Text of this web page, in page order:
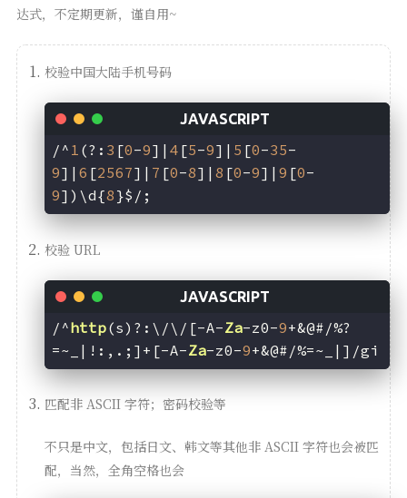
达式，不定期更新，谨自用~
校验中国大陆手机号码
/^ 1 (?: 3 [0-9]| 4 [5-9]| 5 [0-35-
9]| 6 [2567]| 7 [0-8]| 8 [0-9]| 9 [0-
9])\d{8 }$/;
校验 URL
/^http(s)?:\/\/[-A-Za-z0-9+&@#/%?
=~_|!:,.;]+[-A-Za-z0-9+&@#/%=~_|]/gi
匹配非 ASCII 字符；密码校验等
不只是中文，包括日文、韩文等其他非 ASCII 字符也会被匹
配，当然，全角空格也会